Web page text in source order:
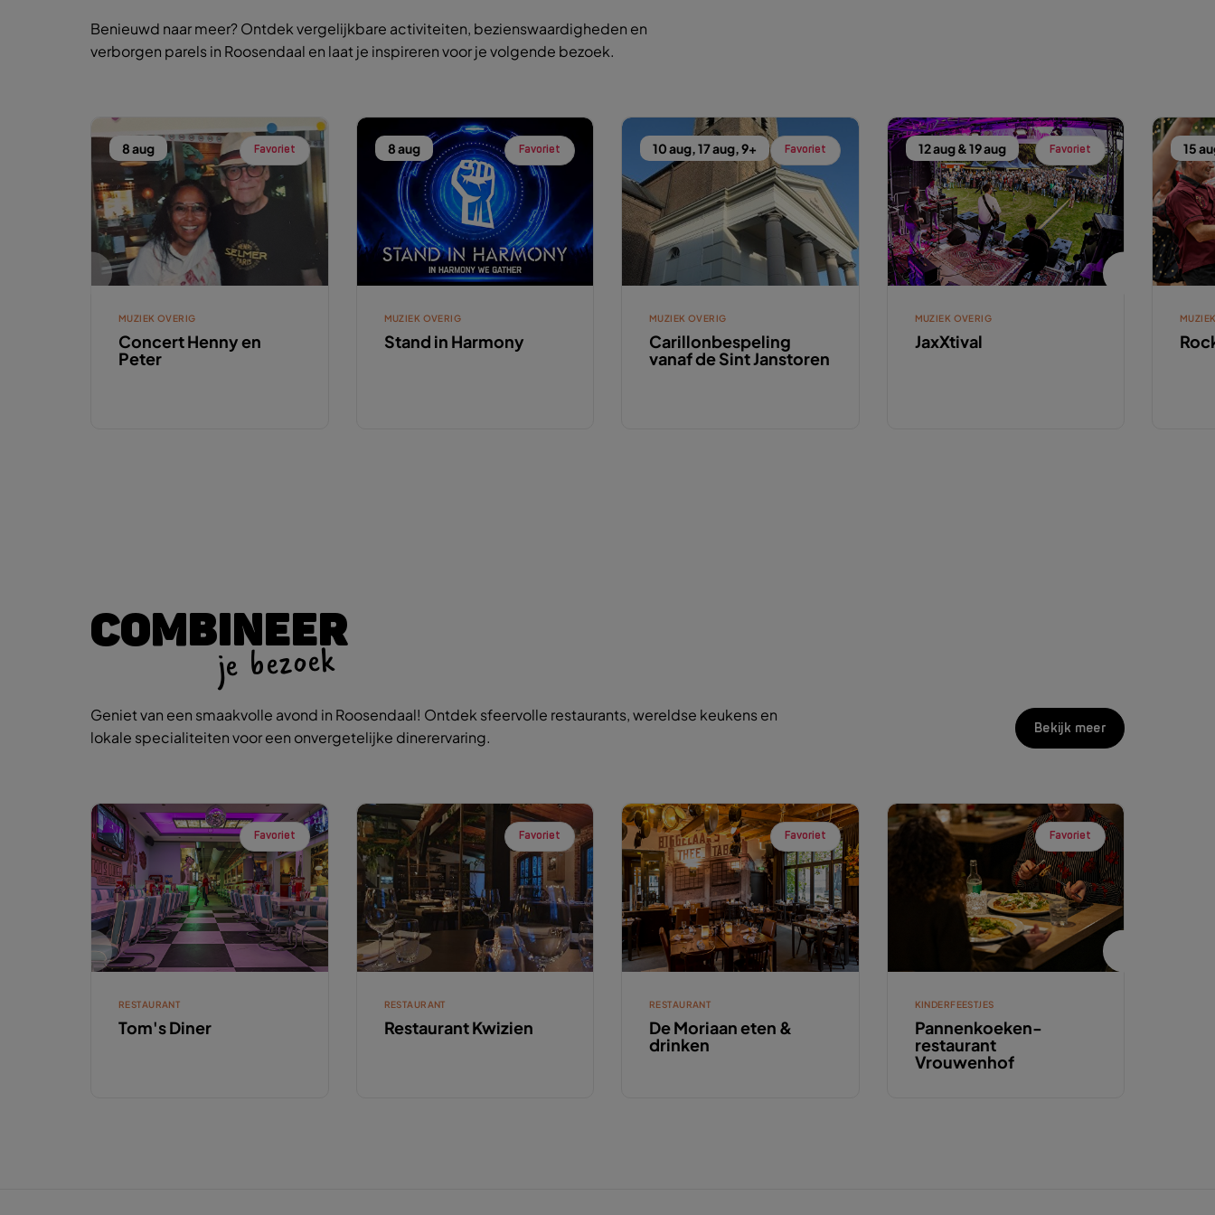
Benieuwd naar meer? Ontdek vergelijkbare activiteiten, bezienswaardigheden en
verborgen parels in Roosendaal en laat je inspireren voor je volgende bezoek.
8 aug Favoriet
MUZIEK OVERIG
Concert Henny en
Peter
8 aug Favoriet
MUZIEK OVERIG
Stand in Harmony
10 aug, 17 aug, 9+ Favoriet
MUZIEK OVERIG
Carillonbespeling
vanaf de Sint Janstoren
12 aug & 19 aug Favoriet
MUZIEK OVERIG
JaxXtival
15
COMBINEER
je bezoek
Geniet van een smaakvolle avond in Roosendaal! Ontdek sfeervolle restaurants, wereldse keukens en
lokale specialiteiten voor een onvergetelijke dinerervaring.
Bekijk meer
Favoriet
RESTAURANT
Tom's Diner
Favoriet
RESTAURANT
Restaurant Kwizien
Favoriet
RESTAURANT
De Moriaan eten &
drinken
Favoriet
KINDERFEESTJES
Pannenkoeken-
restaurant
Vrouwenhof